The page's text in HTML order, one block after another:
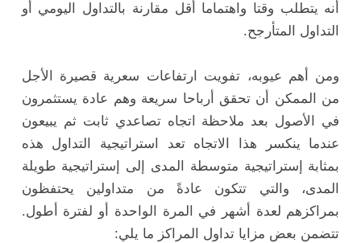
أنه يتطلب وقتا واهتماما أقل مقارنة بالتداول اليومي أو
التداول المتأرجح.
ومن أهم عيوبه، تفويت ارتفاعات سعرية قصيرة الأجل
من الممكن أن تحقق أرباحا سريعة وهم عادة يستثمرون
في الأصول بعد ملاحظة اتجاه تصاعدي ثابت ثم يبيعون
عندما ينكسر هذا الاتجاه تعد استراتيجية التداول هذه
بمثابة إستراتيجية متوسطة المدى إلى إستراتيجية طويلة
المدى، والتي تتكون عادةً من متداولين يحتفظون
بمراكزهم لعدة أشهر في المرة الواحدة أو لفترة أطول.
تتضمن بعض مزايا تداول المراكز ما يلي: